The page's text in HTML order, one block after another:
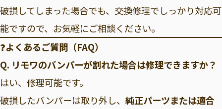
破損してしまった場合でも、交換修理でしっかり対応可
能ですので、お気軽にご相談ください。
❓よくあるご質問（FAQ）
Q. リモワのバンパーが割れた場合は修理できますか？
はい、修理可能です。
破損したバンパーは取り外し、 純正パーツまたは適合